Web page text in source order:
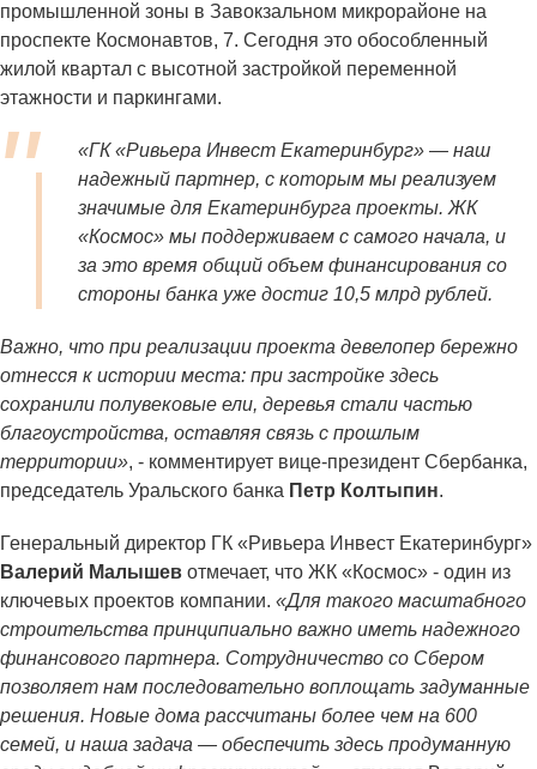
промышленной зоны в Завокзальном микрорайоне на
проспекте Космонавтов, 7. Сегодня это обособленный
жилой квартал с высотной застройкой переменной
этажности и паркингами.
«ГК «Ривьера Инвест Екатеринбург» — наш
надежный партнер, с которым мы реализуем
значимые для Екатеринбурга проекты. ЖК
«Космос» мы поддерживаем с самого начала, и
за это время общий объем финансирования со
стороны банка уже достиг 10,5 млрд рублей.
Важно, что при реализации проекта девелопер бережно
отнесся к истории места: при застройке здесь
сохранили полувековые ели, деревья стали частью
благоустройства, оставляя связь с прошлым
территории», - комментирует вице-президент Сбербанка,
председатель Уральского банка Петр Колтыпин.
Генеральный директор ГК «Ривьера Инвест Екатеринбург»
Валерий Малышев отмечает, что ЖК «Космос» - один из
ключевых проектов компании. «Для такого масштабного
строительства принципиально важно иметь надежного
финансового партнера. Сотрудничество со Сбером
позволяет нам последовательно воплощать задуманные
решения. Новые дома рассчитаны более чем на 600
семей, и наша задача — обеспечить здесь продуманную